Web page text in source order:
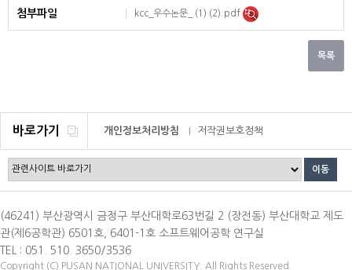
첨부파일 kcc_우수논문_ (1) (2).pdf
바로가기 개인정보처리방침 저작권보호정책
(46241) 부산광역시 금정구 부산대학로63번길 2 (장전동) 부산대학교 제도
관(제6공학관) 6501호, 6401-1호 소프트웨어공학 연구실
TEL : 051. 510. 3650/3536
Copyright (C) PUSAN NATIONAL UNIVERSITY. All Rights Reserved.